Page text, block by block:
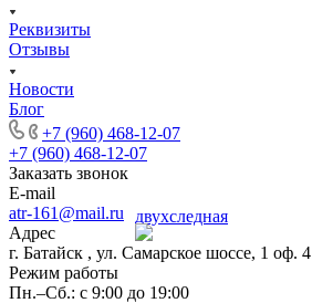
Реквизиты
Отзывы
Новости
Блог
+7 (960) 468-12-07
+7 (960) 468-12-07
Заказать звонок
E-mail
atr-161@mail.ru
Адрес
г. Батайск , ул. Самарское шоссе, 1 оф. 4
Режим работы
Пн.–Сб.: с 9:00 до 19:00